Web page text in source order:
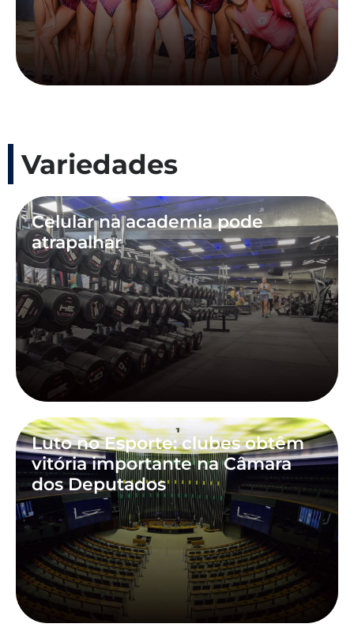
Variedades
Celular na academia pode
atrapalhar
Luto no Esporte: clubes obtêm
vitória importante na Câmara
dos Deputados